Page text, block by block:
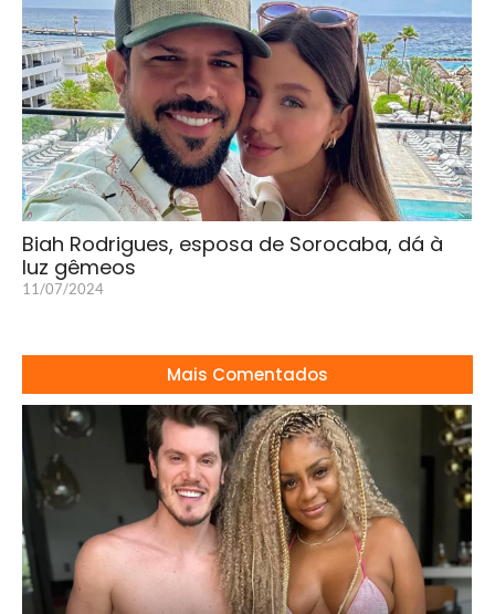
Biah Rodrigues, esposa de Sorocaba, dá à
luz gêmeos
11/07/2024
Mais Comentados